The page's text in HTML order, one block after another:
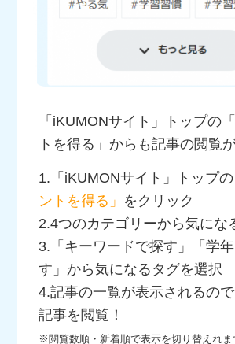
「iKUMONサイト」トップの
トを得る」からも記事の閲覧
1.「iKUMONサイト」トップの
ントを得る」 をクリック
2.4つのカテゴリーから気にな
3.「キーワードで探す」「学
す」から気になるタグを選択
4.記事の一覧が表示されるの
記事を閲覧！
※閲覧数順・新着順で表示を切り替えれま